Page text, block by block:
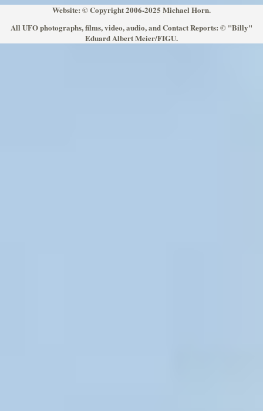
Website: © Copyright 2006-2025 Michael Horn.
All UFO photographs, films, video, audio, and Contact Reports: © "Billy"
Eduard Albert Meier/FIGU.